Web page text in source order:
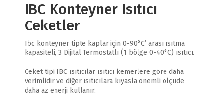
IBC Konteyner Isıtıcı
Ceketler
Ibc konteyner tipte kaplar için 0-90°C’ arası ısıtma
kapasiteli, 3 Dijital Termostatlı (1 bölge 0-40°C) ısıtıcı.
Ceket tipi IBC ısıtıcılar ısıtıcı kemerlere göre daha
verimlidir ve diğer ısıtıcılara kıyasla önemli ölçüde
daha az enerji kullanır.